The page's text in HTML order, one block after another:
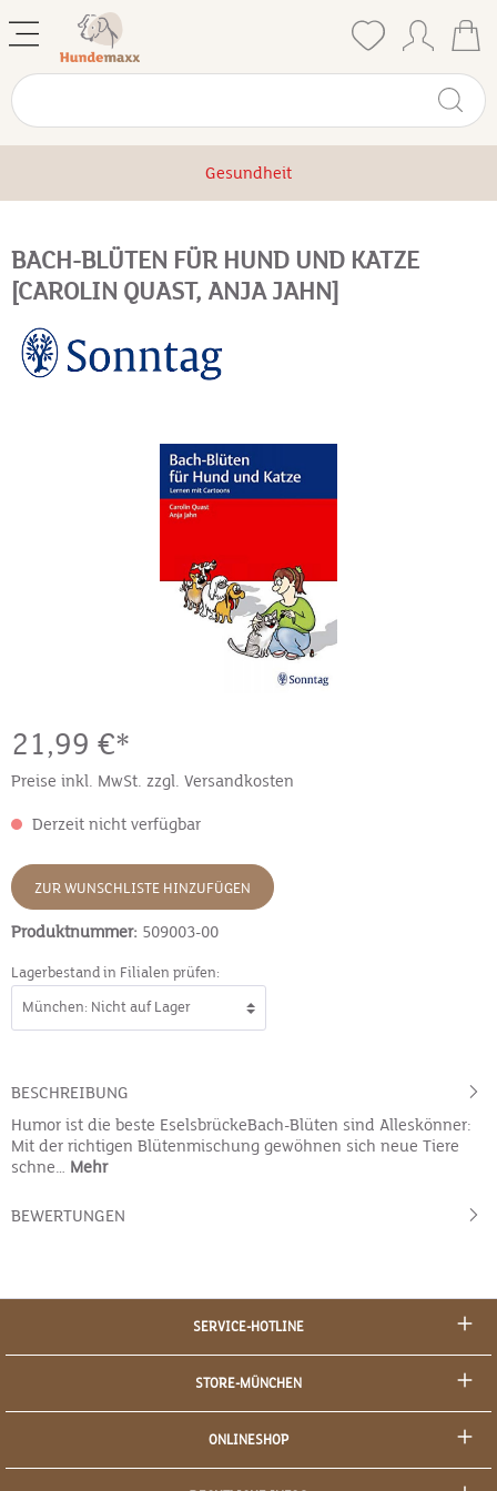
Gesundheit
BACH-BLÜTEN FÜR HUND UND KATZE
[CAROLIN QUAST, ANJA JAHN]
21,99 €*
Preise inkl. MwSt. zzgl. Versandkosten
Derzeit nicht verfügbar
ZUR WUNSCHLISTE HINZUFÜGEN
Produktnummer: 509003-00
Lagerbestand in Filialen prüfen:
BESCHREIBUNG
Humor ist die beste EselsbrückeBach-Blüten sind Alleskönner:
Mit der richtigen Blütenmischung gewöhnen sich neue Tiere
schne… Mehr
BEWERTUNGEN
SERVICE-HOTLINE
STORE-MÜNCHEN
ONLINESHOP